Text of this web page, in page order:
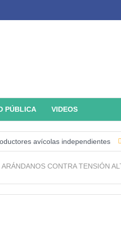
PÚBLICA VIDEOS
avícolas independientes
CONTRA TENSIÓN